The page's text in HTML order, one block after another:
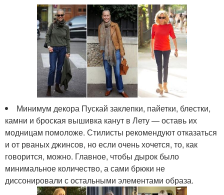
Минимум декора Пускай заклепки, пайетки, блестки,
камни и броская вышивка канут в Лету — оставь их
модницам помоложе. Стилисты рекомендуют отказаться
и от рваных джинсов, но если очень хочется, то, как
говорится, можно. Главное, чтобы дырок было
минимальное количество, а сами брюки не
диссонировали с остальными элементами образа.